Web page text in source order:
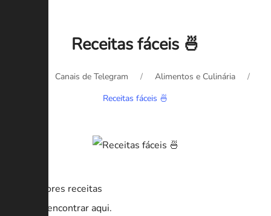
Receitas fáceis 🍜
Canais de Telegram
Alimentos e Culinária
Receitas fáceis 🍜
As melhores receitas
Você vai encontrar aqui.